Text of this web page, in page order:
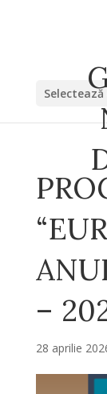
–
28 aprilie